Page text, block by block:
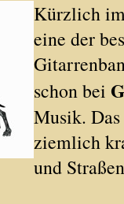
Kürzlich
eine der
schon bei
Musik.
ziemlich
und